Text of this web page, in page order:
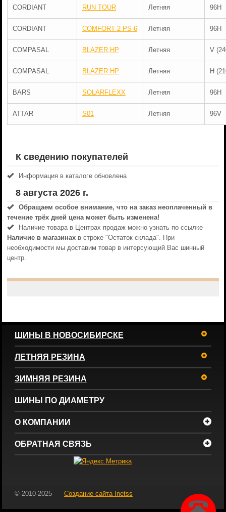
CORDIANT RUN TOUR Летняя 96H
CORDIANT COMFORT 2 PS-6 Летняя 96H
COMPASAL BLAZER HP Летняя V
COMPASAL BLAZER HP Летняя H
BARS SOLARFLEXX Летняя 96H
ATTAR S01 Летняя 96V
К сведению покупателей
Информация в каталоге обновлена
8 августа 2026 г.
Обращаем особое внимание, что на заказ неоплаченный в
течениe трёх дней цена может быть изменена!
Наличие товара в Центрах продаж можно узнать по ссылке
Наличие в магазинахв строке "Остаток склада". При
необходимости мы доставим товар в интерсующий Вас шинный
центр.
ШИНЫ В НОВОСИБИРСКЕ
ЛЕТНЯЯ РЕЗИНА
ЗИМНЯЯ РЕЗИНА
ШИНЫ ПО ДИАМЕТРУ
О КОМПАНИИ
ОБРАТНАЯ СВЯЗЬ
© 2010-2025 Создание сайта Inetss